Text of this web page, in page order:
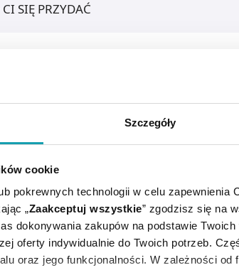
Szczegóły
cookie
pokrewnych technologii w celu zapewnienia
„Zaakceptuj wszystkie” zgodzisz się na
dokonywania zakupów na podstawie
oferty indywidualnie do Twoich potrzeb.
oraz jego funkcjonalności. W zależności
SIĘ PRZYDAĆ
do mycia i pielęgnacji zębów dla